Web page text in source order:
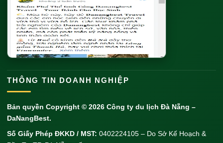
THÔNG TIN DOANH NGHIỆP
Bản quyền Copyright © 2026 Công ty du lịch Đà Nẵng –
DaNangBest.
Số Giấy Phép ĐKKD / MST: 0402224105 – Do Sở Kế Hoạch &